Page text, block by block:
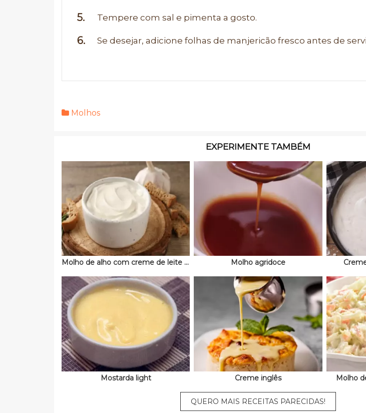
Tempere com sal e pimenta a gosto.
Se desejar, adicione folhas de manjericão fresco antes de
Molhos
EXPERIMENTE TAMBÉM
Molho de alho com creme de leite e maionese Molho agridoce
Mostarda light Creme inglês Molho
QUERO MAIS RECEITAS PARECIDAS!